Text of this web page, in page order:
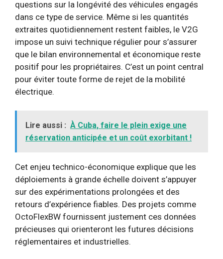
questions sur la longévité des véhicules engagés
dans ce type de service. Même si les quantités
extraites quotidiennement restent faibles, le V2G
impose un suivi technique régulier pour s’assurer
que le bilan environnemental et économique reste
positif pour les propriétaires. C’est un point central
pour éviter toute forme de rejet de la mobilité
électrique.
Lire aussi : À Cuba, faire le plein exige une
réservation anticipée et un coût exorbitant !
Cet enjeu technico-économique explique que les
déploiements à grande échelle doivent s’appuyer
sur des expérimentations prolongées et des
retours d’expérience fiables. Des projets comme
OctoFlexBW fournissent justement ces données
précieuses qui orienteront les futures décisions
réglementaires et industrielles.